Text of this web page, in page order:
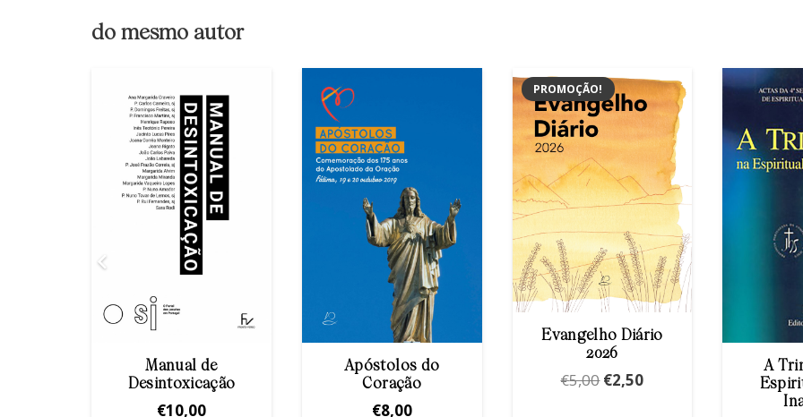
do mesmo autor
Manual de
Desintoxicação
€10,00
Apóstolos do
Coração
€8,00
PROMOÇÃO!
Evangelho Diário
2026
€5,00O
€2,50O
A